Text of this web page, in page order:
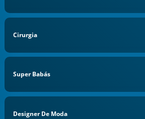
Cirurgia
Super Babás
Designer De Moda